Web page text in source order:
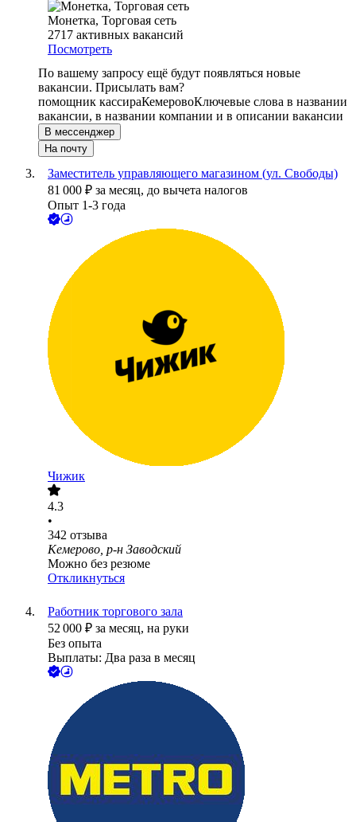
Монетка, Торговая сеть
2717 активных вакансий
Посмотреть
По вашему запросу ещё будут появляться новые
вакансии. Присылать вам?
помощник кассираКемеровоКлючевые слова в названии
вакансии, в названии компании и в описании вакансии
В мессенджер
На почту
Заместитель управляющего магазином (ул. Свободы)
81 000 ₽ за месяц, до вычета налогов
Опыт 1-3 года
Чижик
4.3
•
342 отзыва
Кемерово, р-н Заводский
Можно без резюме
Откликнуться
Работник торгового зала
52 000 ₽ за месяц, на руки
Без опыта
Выплаты: Два раза в месяц